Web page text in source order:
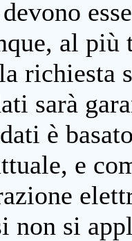
al più
richiesta
sarà
è
e
non si